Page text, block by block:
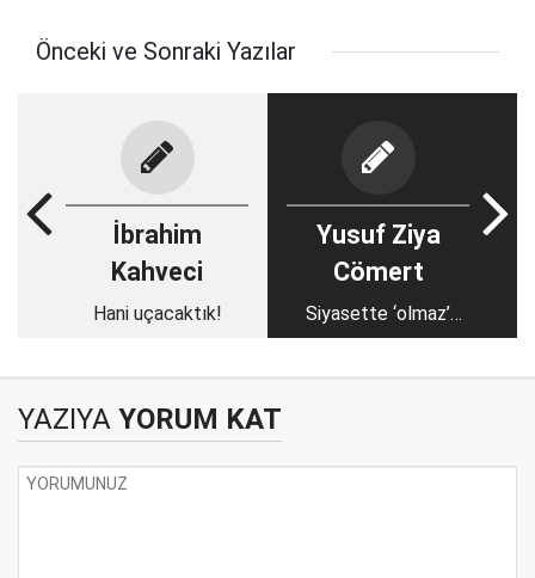
Önceki ve Sonraki Yazılar
İbrahim
Kahveci
Hani uçacaktık!
Yusuf Ziya
Cömert
Siyasette ‘olmaz’
olmaz
YAZIYA YORUM KAT